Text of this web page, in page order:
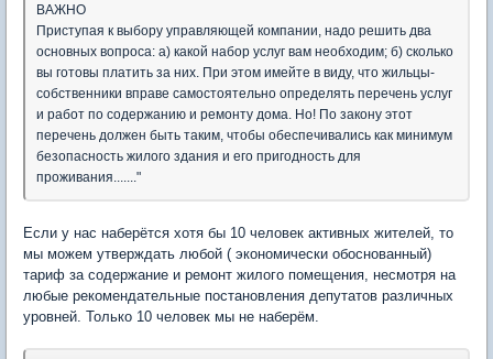
ВАЖНО
Приступая к выбору управляющей компании, надо решить два
основных вопроса: а) какой набор услуг вам необходим; б) сколько
вы готовы платить за них. При этом имейте в виду, что жильцы-
собственники вправе самостоятельно определять перечень услуг
и работ по содержанию и ремонту дома. Но! По закону этот
перечень должен быть таким, чтобы обеспечивались как минимум
безопасность жилого здания и его пригодность для
проживания......."
Если у нас наберётся хотя бы 10 человек активных жителей, то
мы можем утверждать любой ( экономически обоснованный)
тариф за содержание и ремонт жилого помещения, несмотря на
любые рекомендательные постановления депутатов различных
уровней. Только 10 человек мы не наберём.